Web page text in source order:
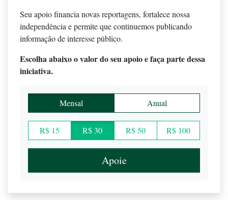
Seu apoio financia novas reportagens, fortalece nossa
independência e permite que continuemos publicando
informação de interesse público.
Escolha abaixo o valor do seu apoio e faça parte dessa
iniciativa.
Mensal Anual
R$ 15 R$ 30 R$ 50 R$ 100
Apoie